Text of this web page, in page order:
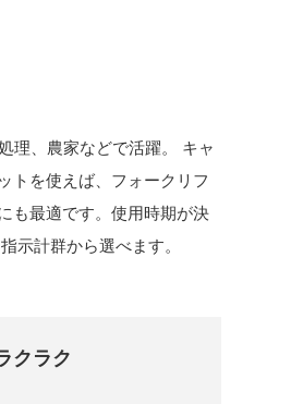
理、農家などで活躍。 キャ
トを使えば、フォークリフ
も最適です。使用時期が決
示計群から選べます。
クラク